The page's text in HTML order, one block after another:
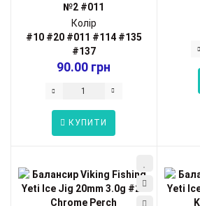
№2 #011
Колір
#10 #20 #011 #114 #135
#137
90.00 грн
КУПИТИ